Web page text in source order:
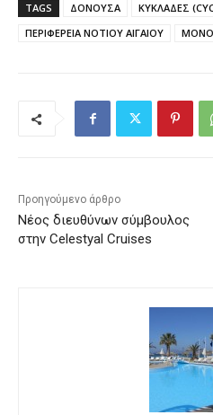
TAGS ΔΟΝΟΥΣΑ ΚΥΚΛΑΔΕΣ
ΠΕΡΙΦΕΡΕΙΑ ΝΟΤΙΟΥ ΑΙΓΑΙΟΥ
Προηγούμενο άρθρο
Νέος διευθύνων σύμβουλος
στην Celestyal Cruises